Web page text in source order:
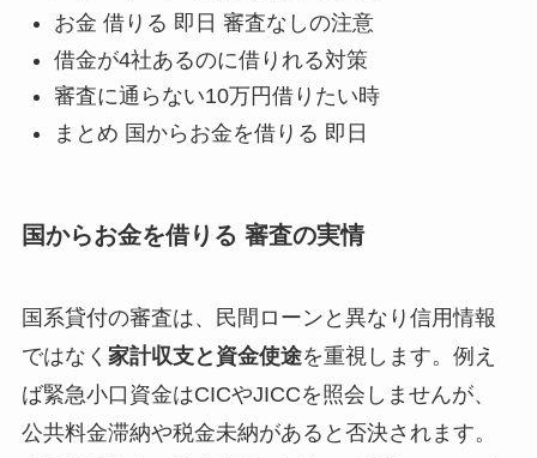
お金 借りる 即日 審査なしの注意
借金が4社あるのに借りれる対策
審査に通らない10万円借りたい時
まとめ 国からお金を借りる 即日
国からお金を借りる 審査の実情
国系貸付の審査は、民間ローンと異なり信用情報
ではなく 家計収支と資金使途を重視します。例え
ば緊急小口資金はCICやJICCを照会しませんが、
公共料金滞納や税金未納があると否決されます。